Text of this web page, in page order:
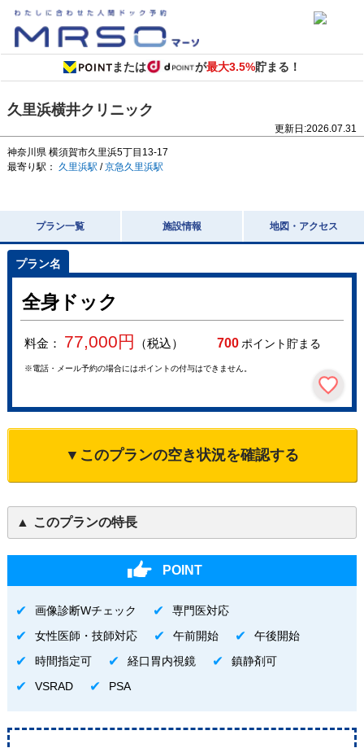
または が最大3.5%貯まる！
久里浜横井クリニック
更新日:2026.07.31
神奈川県 横須賀市久里浜5丁目13-17
最寄り駅： 久里浜駅 /京急久里浜駅
プラン一覧 施設情報 地図・アクセス
全身ドック
料金： 77,000円 （税込） 700ポイント貯まる
※電話・メール予約の場合にはポイントの付与はできません。
▼このプランの空き状況を確認する
このプランの特長
POINT
画像診断Wチェック
専門医対応
女性医師・技師対応
午前開始
午後開始
時間指定可
経口胃内視鏡
鎮静剤可
VSRAD
PSA